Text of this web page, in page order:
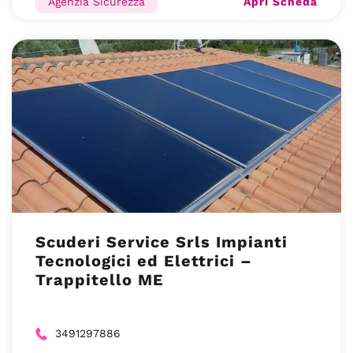
Scuderi Service Srls Impianti
Tecnologici ed Elettrici –
Trappitello ME
3491297886